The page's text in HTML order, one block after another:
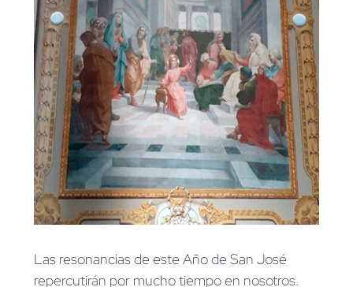
Las resonancias de este Año de San José
repercutirán por mucho tiempo en nosotros.